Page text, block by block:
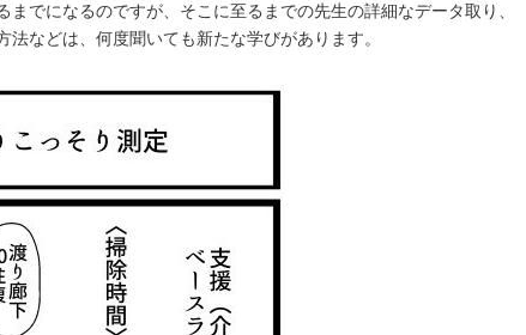
までになるのですが、そこに至るまでの先生の詳細なデータ取り、
法などは、 何度聞いても新たな学びがあります。